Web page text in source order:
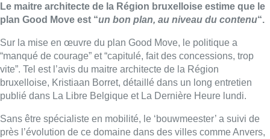
Le maitre architecte de la Région bruxelloise estime que le
plan Good Move est “un bon plan, au niveau du contenu“.
Sur la mise en œuvre du plan Good Move, le politique a
“manqué de courage” et “capitulé, fait des concessions, trop
vite”. Tel est l’avis du maitre architecte de la Région
bruxelloise, Kristiaan Borret, détaillé dans un long entretien
publié dans La Libre Belgique et La Dernière Heure lundi.
Sans être spécialiste en mobilité, le ‘bouwmeester’ a suivi de
près l’évolution de ce domaine dans des villes comme Anvers,